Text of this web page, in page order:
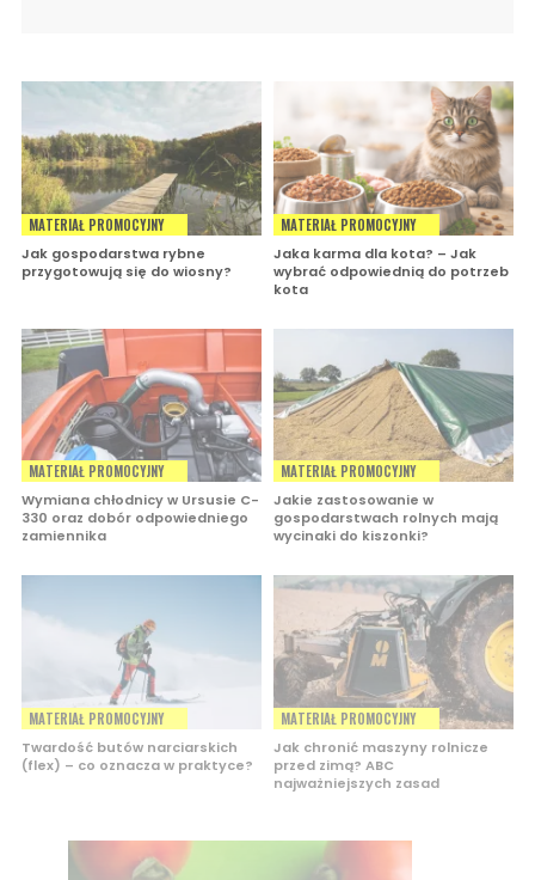
MATERIAŁ PROMOCYJNY
Jak gospodarstwa rybne
przygotowują się do wiosny?
MATERIAŁ PROMOCYJNY
Jaka karma dla kota? – Jak
wybrać odpowiednią do potrzeb
kota
MATERIAŁ PROMOCYJNY
Wymiana chłodnicy w Ursusie C-
330 oraz dobór odpowiedniego
zamiennika
MATERIAŁ PROMOCYJNY
Jakie zastosowanie w
gospodarstwach rolnych mają
wycinaki do kiszonki?
MATERIAŁ PROMOCYJNY
Twardość butów narciarskich
(flex) – co oznacza w praktyce?
MATERIAŁ PROMOCYJNY
Jak chronić maszyny rolnicze
przed zimą? ABC
najważniejszych zasad